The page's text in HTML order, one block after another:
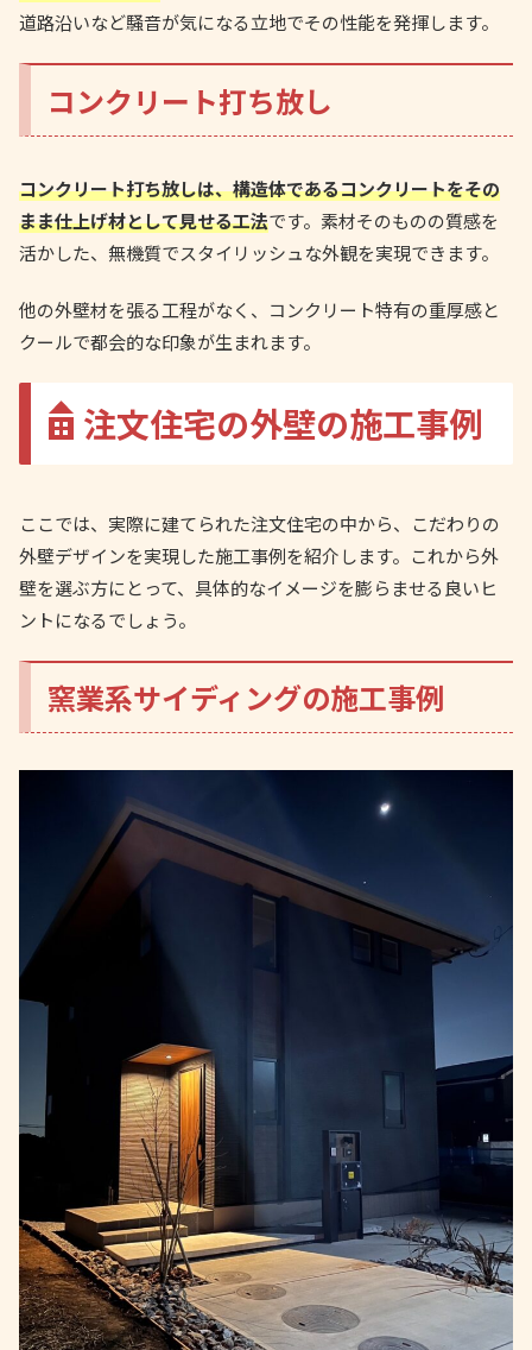
道路沿いなど騒音が気になる立地でその性能を発揮します。
コンクリート打ち放し
コンクリート打ち放しは、構造体であるコンクリートをその
まま仕上げ材として見せる工法です。素材そのものの質感を
活かした、無機質でスタイリッシュな外観を実現できます。
他の外壁材を張る工程がなく、コンクリート特有の重厚感と
クールで都会的な印象が生まれます。
注文住宅の外壁の施工事例
ここでは、実際に建てられた注文住宅の中から、こだわりの
外壁デザインを実現した施工事例を紹介します。これから外
壁を選ぶ方にとって、具体的なイメージを膨らませる良いヒ
ントになるでしょう。
窯業系サイディングの施工事例